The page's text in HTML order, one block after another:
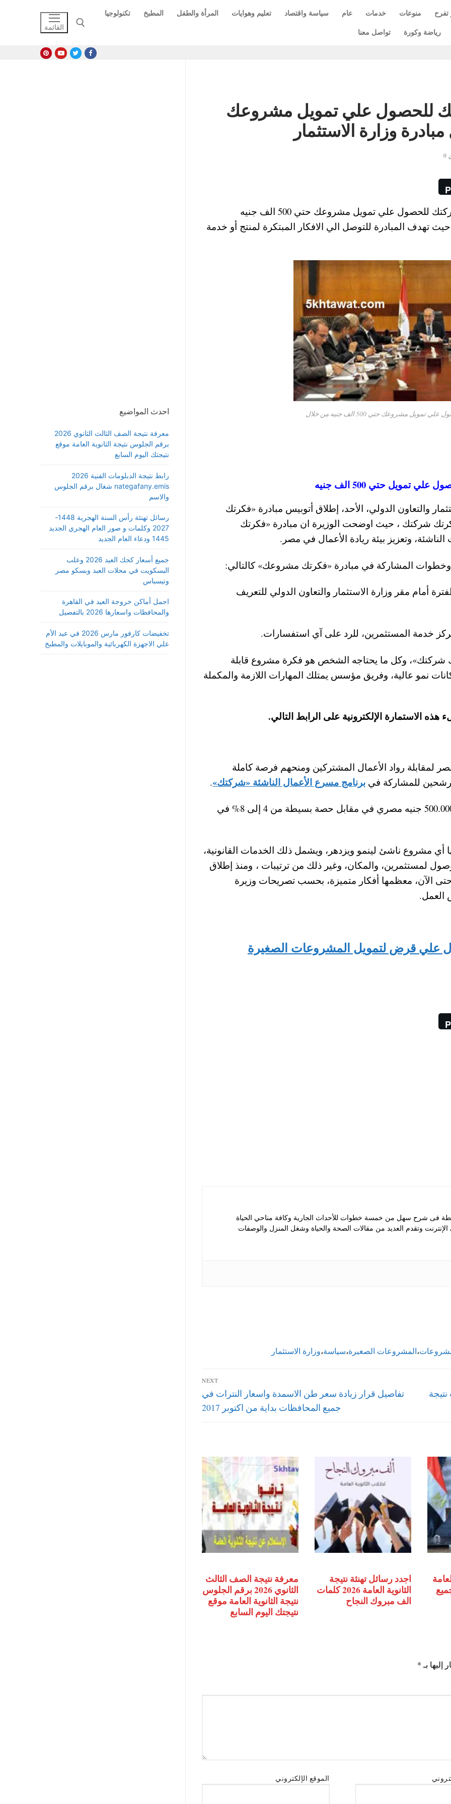
تفرح منوعات خدمات عام سياسة واقتصاد تعليم وهوايات المرأة والطفل المطبخ
تكنولوجيا
رياضة وكورة تواصل معنا القائمة
للحصول علي تمويل مشروعك
نشرت وزارة الاستثمار تفاصيل مبادرة فكرتك شركتك للحصول علي تمويل مشروعك حتي 500 الف جنيه
تهدف المبادرة للتوصل الي الافكار المبتكرة لمنتج أو خدمة
شرح خطوات فكرتك شركتك للحصول علي تمويل مشروعك حتي 500 الف جنيه من خلال
حتي 500 الف جنيه
والتعاون الدولي، الأحد، إطلاق أتوبيس مبادرة «فكرتك
شركتك ، حيث اوضحت الوزيرة ان مبادرة «فكرتك
وتعزيز بيئة ريادة الأعمال في مصر.
وخطوات المشاركة في مبادرة «فكرتك مشروعك» كالتالي:
أمام مقر وزارة الاستثمار والتعاون الدولي للتعريف
وكل ما يحتاجه الشخص هو فكرة مشروع قابلة
نمو عالية، وفريق مؤسس يمتلك المهارات اللازمة والمكملة
رواد الأعمال المشتركين ومنحهم فرصة كاملة
للمشاركة في برنامج مسرع الأعمال الناشئة «شركتك».
6- يحصل المرشحون على تمويل أولي يصل إلى 500.000 جنيه مصري في مقابل حصة بسيطة من 4 إلى 8% في
أي مشروع ناشئ لينمو ويزدهر، ويشمل ذلك الخدمات القانونية،
لمستثمرين، والمكان، وغير ذلك من ترتيبات ، ومنذ إطلاق
تلقت المبادرة نحو 2100 فكرة حتى الآن، معظمها أفكار متميزة، بحسب تصريحات وزيرة
العمل.
علي قرض لتمويل المشروعات الصغيرة
فى شرح سهل من خمسة خطوات للأحداث الجارية وكافة مناحي الحياة
الإنترنت وتقدم العديد من مقالات الصحة والحياة وشغل المنزل والوصفات
،المشروعات الصغيرة،سياسة،وزارة الاستثمار
NEXT
Next
تفاصيل قرار زيادة سعر طن الاسمدة واسعار النترات في
جميع المحافظات بداية من اكتوبر 2017
اجدد رسائل تهنئة نتيجة
الثانوية العامة 2026 كلمات
الف مبروك النجاح
معرفة نتيجة الصف الثالث
الثانوي 2026 برقم الجلوس
نتيجة الثانوية العامة موقع
نتيجتك اليوم السابع
إليها بـ *
الموقع الإلكتروني
احدث المواضيع
معرفة نتيجة الصف الثالث الثانوي 2026
برقم الجلوس نتيجة الثانوية العامة موقع
نتيجتك اليوم السابع
رابط نتيجة الدبلومات الفنية 2026
nategafany.emis شغال برقم الجلوس
والاسم
رسائل تهنئة رأس السنة الهجرية 1448-
2027 وكلمات و صور العام الهجري الجديد
1445 ودعاء العام الجديد
جميع أسعار كحك العيد 2026 وعلب
البسكويت في محلات العبد وبسكو مصر
وتيسباس
اجمل أماكن خروجة العيد في القاهرة
والمحافظات واسعارها 2026 بالتفصيل
تخفيضات كارفور مارس 2026 في عيد الأم
علي الاجهزة الكهربائية والموبايلات والمطبخ